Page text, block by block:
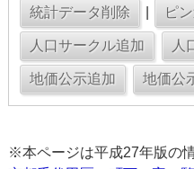
※本ページは平成27年版の